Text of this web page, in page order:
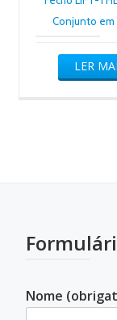
Conjunto em
LER
Nome